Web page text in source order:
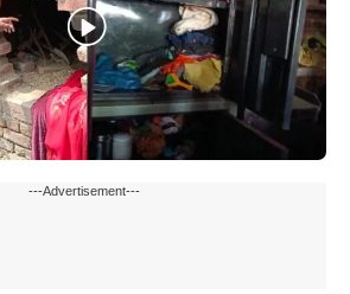
---Advertisement---